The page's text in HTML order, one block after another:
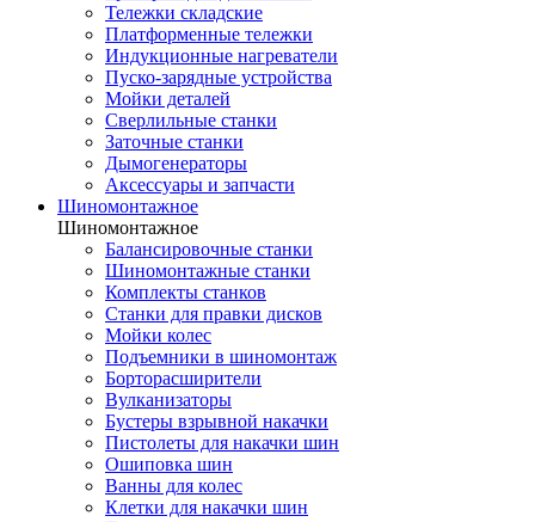
Тележки складские
Платформенные тележки
Индукционные нагреватели
Пуско-зарядные устройства
Мойки деталей
Сверлильные станки
Заточные станки
Дымогенераторы
Аксессуары и запчасти
Шиномонтажное
Шиномонтажное
Балансировочные станки
Шиномонтажные станки
Комплекты станков
Станки для правки дисков
Мойки колес
Подъемники в шиномонтаж
Борторасширители
Вулканизаторы
Бустеры взрывной накачки
Пистолеты для накачки шин
Ошиповка шин
Ванны для колес
Клетки для накачки шин